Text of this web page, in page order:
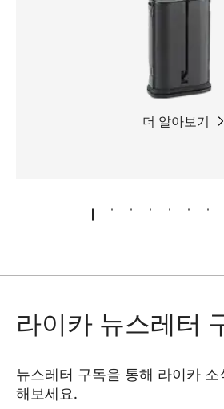
더 알아보기
라이카 뉴스레터
뉴스레터 구독을 통해 라이카
해보세요.